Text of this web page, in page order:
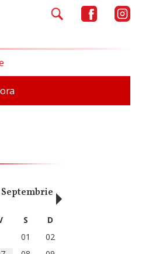
Septembrie Octombrie
S
D
01
02